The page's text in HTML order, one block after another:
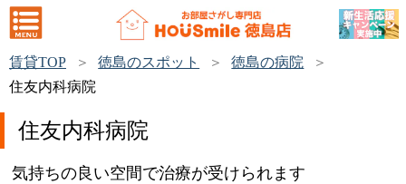
賃貸TOP 徳島のスポット
徳島の病院
住友内科病院
住友内科病院
気持ちの良い空間で治療が受けられます